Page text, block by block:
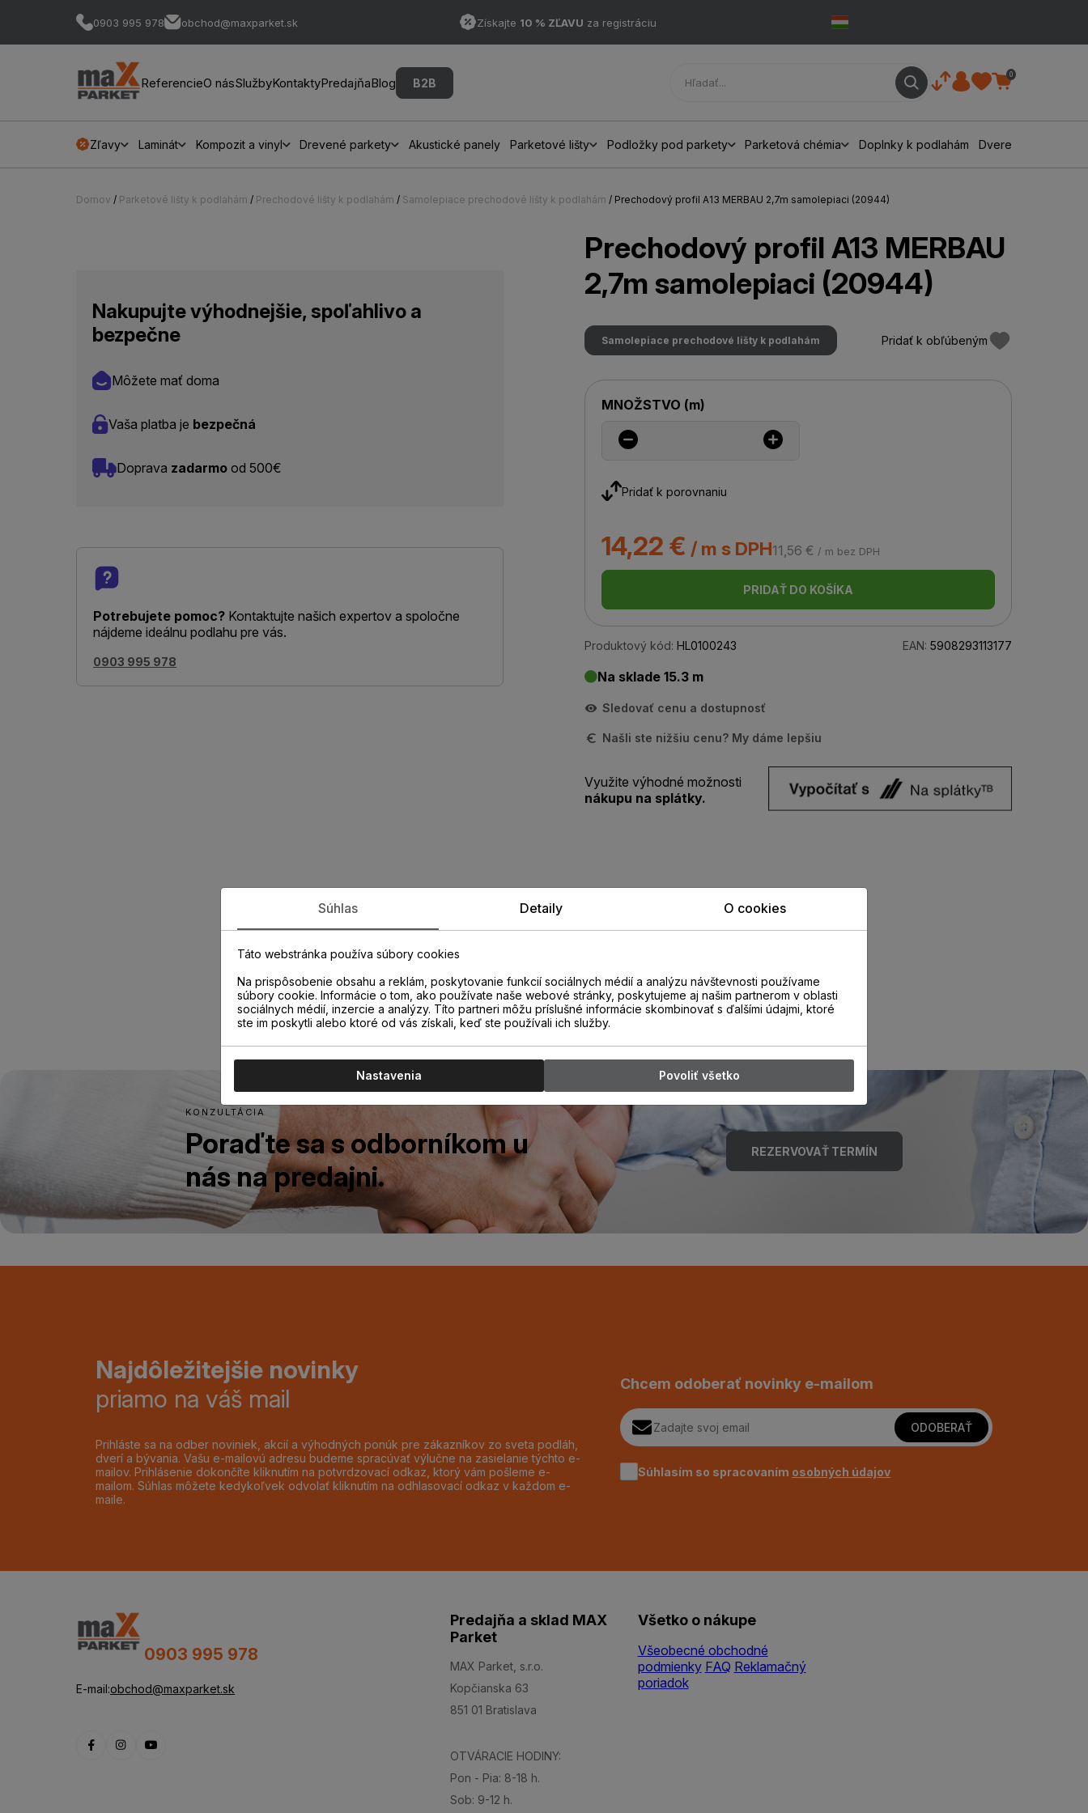
0903 995 978 obchod@maxparket.sk Získajte 10 % ZĽAVU za registráciu
ReferencieO násSlužbyKontaktyPredajňaBlog B2B
0
Zľavy Laminát Kompozit a vinyl Drevené parkety Akustické panely Parketové lišty Podložky pod parkety Parketová chémia Doplnky k podlahám Dvere
Domov / Parketové lišty k podlahám / Prechodové lišty k podlahám / Samolepiace prechodové lišty k podlahám / Prechodový profil A13 MERBAU 2,7m samolepiaci (20944)
Nakupujte výhodnejšie, spoľahlivo a
bezpečne
Môžete mať doma
Vaša platba je bezpečná
Doprava zadarmo od 500€
Potrebujete pomoc? Kontaktujte našich expertov a spoločne
nájdeme ideálnu podlahu pre vás.
0903 995 978
Prechodový profil A13 MERBAU
2,7m samolepiaci (20944)
Samolepiace prechodové lišty k podlahám Pridať k obľúbeným
MNOŽSTVO (m)
Pridať k porovnaniu
14,22 € / m s DPH11,56 € / m bez DPH
PRIDAŤ DO KOŠÍKA
Produktový kód: HL0100243 EAN: 5908293113177
Na sklade 15.3 m
Sledovať cenu a dostupnosť
Našli ste nižšiu cenu? My dáme lepšiu
Využite výhodné možnosti
nákupu na splátky.
Zistite viac o vlastnostiach
produktu
KONZULTÁCIA
Poraďte sa s odborníkom u
nás na predajni.
REZERVOVAŤ TERMÍN
Najdôležitejšie novinky
priamo na váš mail
Prihláste sa na odber noviniek, akcií a výhodných ponúk pre zákazníkov zo sveta podláh,
dverí a bývania. Vašu e-mailovú adresu budeme spracúvať výlučne na zasielanie týchto e-
mailov. Prihlásenie dokončíte kliknutím na potvrdzovací odkaz, ktorý vám pošleme e-
mailom. Súhlas môžete kedykoľvek odvolať kliknutím na odhlasovací odkaz v každom e-
maile.
Chcem odoberať novinky e-mailom
ODOBERAŤ
Súhlasím so spracovaním osobných údajov
0903 995 978
E-mail:obchod@maxparket.sk
Predajňa a sklad MAX
Parket
MAX Parket, s.r.o.
Kopčianska 63
851 01 Bratislava
OTVÁRACIE HODINY:
Pon - Pia: 8-18 h.
Sob: 9-12 h.
Všetko o nákupe
Všeobecné obchodné
podmienky FAQ Reklamačný
poriadok
Súhlas Detaily O cookies
Táto webstránka používa súbory cookies
Na prispôsobenie obsahu a reklám, poskytovanie funkcií sociálnych médií a analýzu návštevnosti používame
súbory cookie. Informácie o tom, ako používate naše webové stránky, poskytujeme aj našim partnerom v oblasti
sociálnych médií, inzercie a analýzy. Títo partneri môžu príslušné informácie skombinovať s ďalšími údajmi, ktoré
ste im poskytli alebo ktoré od vás získali, keď ste používali ich služby.
Nastavenia Povoliť všetko